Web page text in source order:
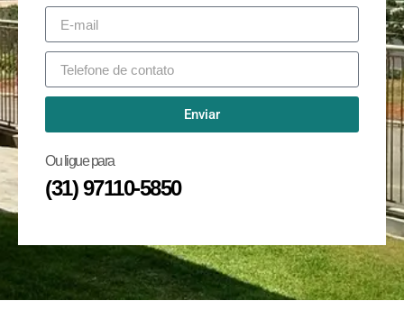
Enviar
Ou ligue para
(31) 97110-5850